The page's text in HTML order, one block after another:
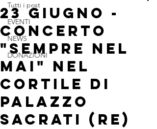
Tutti i post
EVENTI
NEWS
DONAZIONI
23 giugno -
Concerto
"Sempre nel
Mai" nel
cortile di
Palazzo
Sacrati (RE)